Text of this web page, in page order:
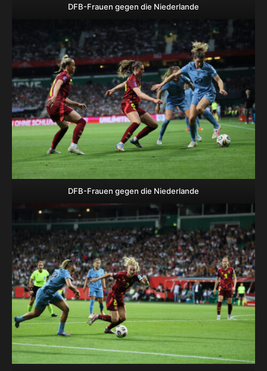
DFB-Frauen gegen die Niederlande
DFB-Frauen gegen die Niederlande